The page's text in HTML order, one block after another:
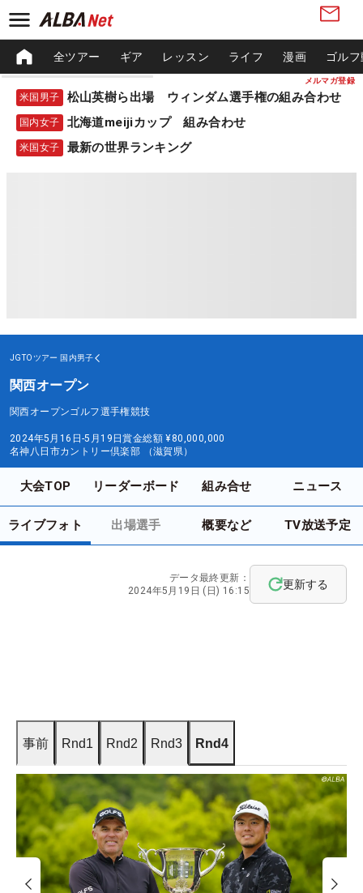
メルマガ登録
全ツアー ギア レッスン ライフ 漫画 ゴル
米国男子 松山英樹ら出場 ウィンダム選手権の組み合わせ
国内女子 北海道meijiカップ 組み合わせ
米国女子 最新の世界ランキング
JGTOツアー 国内男子
関西オープン
関西オープンゴルフ選手権競技
2024年5月16日-5月19日賞金総額 ¥80,000,000
名神八日市カントリー倶楽部 （滋賀県）
大会TOP リーダーボード 組み合せ ニュース
ライブフォト 出場選手 概要など TV放送予定
データ最終更新：
2024年5月19日 (日) 16:15
更新する
事前 Rnd1 Rnd2 Rnd3 Rnd4